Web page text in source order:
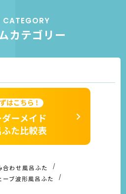
CATEGORY
カテゴリー
合わせ風呂ふた
ーブ波形風呂ふた